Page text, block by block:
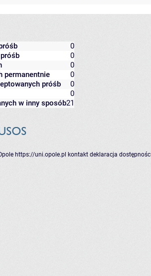
0
0
0
permanentnie
0
próśb
0
0
w inny sposób21
https://uni.opole.pl kontakt deklaracja